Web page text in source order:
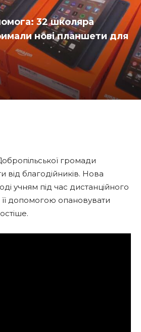
32 школяра
нові планшети для
громади
від благодійників. Нова
учням під час дистанційного
допомогою опановувати